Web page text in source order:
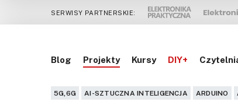
SERWISY PARTNERSKIE:
Blog Projekty Kursy DIY+
5G,6G AI-SZTUCZNA INTELIGENCJA ARDUINO